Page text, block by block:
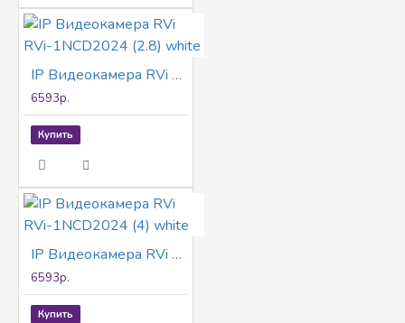
IP Видеокамера RVi RVi-1NCD2024 (2.8) white
6593р.
Купить
IP Видеокамера RVi RVi-1NCD2024 (4) white
6593р.
Купить